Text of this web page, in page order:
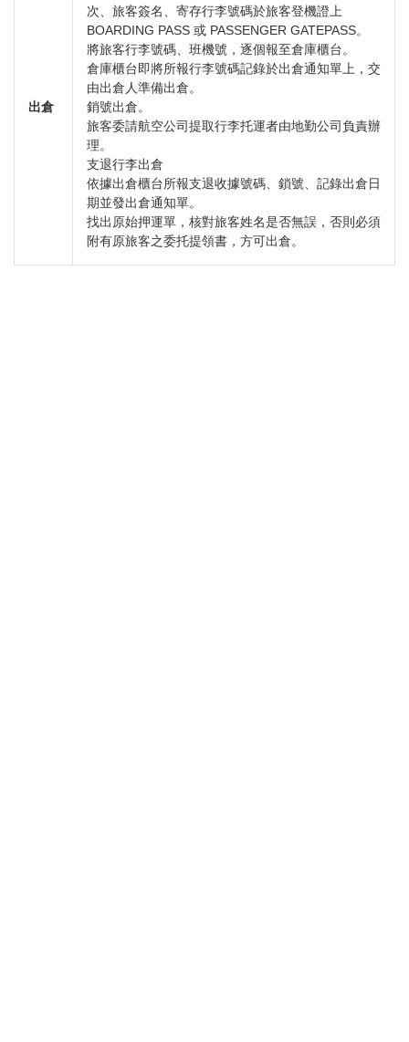
出倉
次、旅客簽名、寄存行李號碼於旅客登機證上
BOARDING PASS 或 PASSENGER GATEPASS。
將旅客行李號碼、班機號，逐個報至倉庫櫃台。
倉庫櫃台即將所報行李號碼記錄於出倉通知單上，交
由出倉人準備出倉。
銷號出倉。
旅客委請航空公司提取行李托運者由地勤公司負責辦
理。
支退行李出倉
依據出倉櫃台所報支退收據號碼、鎖號、記錄出倉日
期並發出倉通知單。
找出原始押運單，核對旅客姓名是否無誤，否則必須
附有原旅客之委托提領書，方可出倉。